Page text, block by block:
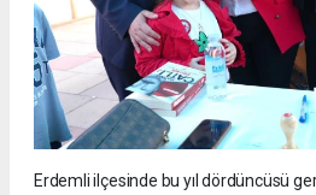
Erdemli ilçesinde bu yıl dördüncüsü